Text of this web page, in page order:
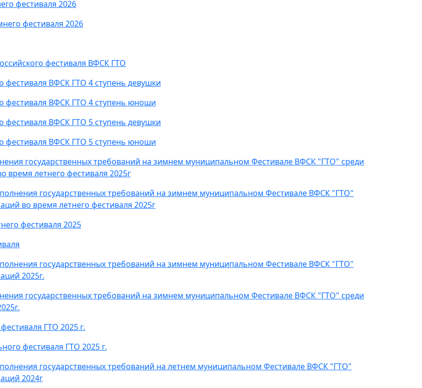
фестиваля 2026
фестиваля 2026
фестиваля ВФСК ГТО
фестиваля ВФСК ГТО 4 ступень девушки
фестиваля ВФСК ГТО 4 ступень юноши
фестиваля ВФСК ГТО 5 ступень девушки
фестиваля ВФСК ГТО 5 ступень юноши
государственных требований на зимнем муниципальном Фестивале ВФСК "ГТО" среди
время летнего фестиваля 2025г
государственных требований на зимнем муниципальном Фестивале ВФСК "ГТО"
во время летнего фестиваля 2025г
фестиваля 2025
государственных требований на зимнем муниципальном Фестивале ВФСК "ГТО"
2025г.
государственных требований на зимнем муниципальном Фестивале ВФСК "ГТО" среди
ГТО 2025 г.
фестиваля ГТО 2025 г.
государственных требований на летнем муниципальном Фестивале ВФСК "ГТО"
2024г